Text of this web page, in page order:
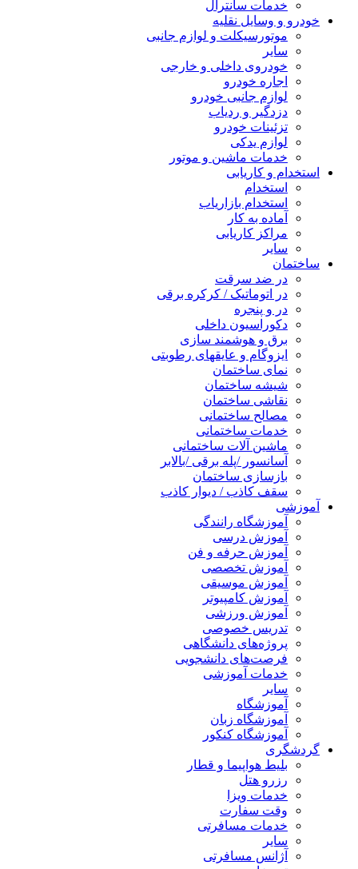
خدمات سانترال
خودرو و وسایل نقلیه
موتورسیکلت و لوازم جانبی
سایر
خودروی داخلی و خارجی
اجاره خودرو
لوازم جانبی خودرو
دزدگیر و ردیاب
تزئینات خودرو
لوازم یدکی
خدمات ماشین و موتور
استخدام و کاریابی
استخدام
استخدام بازاریاب
آماده به کار
مراکز کاریابی
سایر
ساختمان
در ضد سرقت
در اتوماتیک / کرکره برقی
در و پنجره
دکوراسیون داخلی
برق و هوشمند سازی
ایزوگام و عایقهای رطوبتی
نمای ساختمان
شیشه ساختمان
نقاشی ساختمان
مصالح ساختمانی
خدمات ساختمانی
ماشین آلات ساختمانی
آسانسور /پله برقی /بالابر
بازسازی ساختمان
سقف کاذب / دیوار کاذب
آموزشی
آموزشگاه رانندگی
آموزش درسی
آموزش حرفه و فن
آموزش تخصصی
آموزش موسیقی
آموزش کامپیوتر
آموزش ورزشی
تدریس خصوصی
پروژه‌های دانشگاهی
فرصت‌های دانشجویی
خدمات آموزشی
سایر
آموزشگاه
آموزشگاه زبان
آموزشگاه کنکور
گردشگری
بلیط هواپیما و قطار
رزرو هتل
خدمات ویزا
وقت سفارت
خدمات مسافرتی
سایر
آژانس مسافرتی